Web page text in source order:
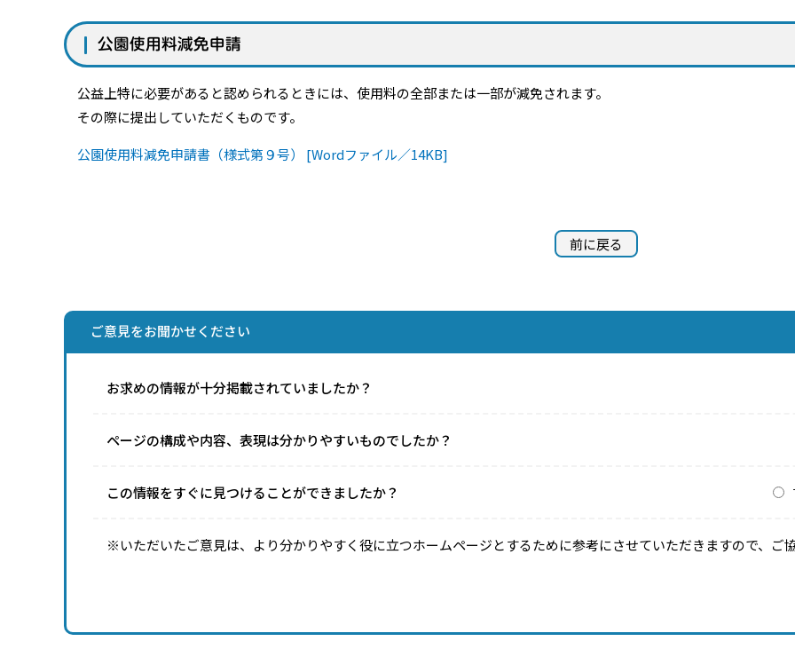
公園使用料減免申請
公益上特に必要があると認められるときには、使用料の全部または一部が減免されます。
その際に提出していただくものです。
公園使用料減免申請書（様式第９号） [Wordファイル／14KB]
前に戻る
ご意見をお聞かせください
お求めの情報が十分掲載されていましたか？
ページの構成や内容、表現は分かりやすいものでしたか？
この情報をすぐに見つけることができましたか？
※いただいたご意見は、より分かりやすく役に立つホームページとするために参考にさせていただきますので、ご